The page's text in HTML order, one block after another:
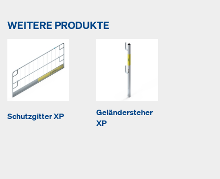
WEITERE PRODUKTE
Schutzgitter XP
Geländersteher
XP